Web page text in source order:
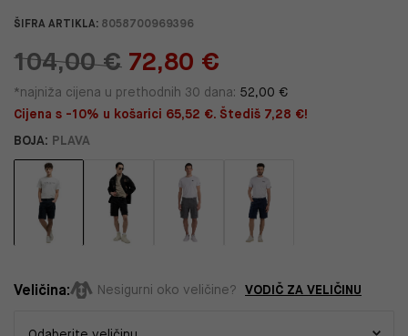
ŠIFRA ARTIKLA: 8058700969396
104,00 € 72,80 €
*najniža cijena u prethodnih 30 dana: 52,00 €
Cijena s -10% u košarici 65,52 €. Štediš 7,28 €!
BOJA: PLAVA
Veličina: Nesigurni oko veličine? VODIČ ZA VELIČINU